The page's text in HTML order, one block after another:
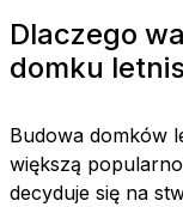
Dlaczego
domku
Budowa domków
większą
decyduje się na